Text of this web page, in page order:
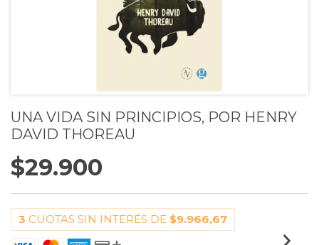
UNA VIDA SIN PRINCIPIOS, POR HENRY
DAVID THOREAU
$29.900
3 CUOTAS SIN INTERÉS DE $9.966,67